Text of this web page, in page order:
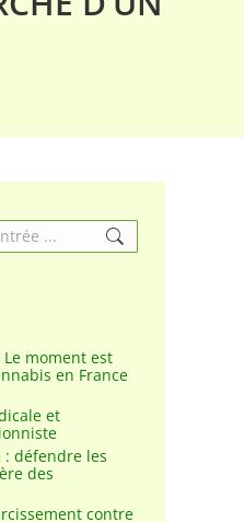
Le moment est
en France
et
: défendre les
des
contre